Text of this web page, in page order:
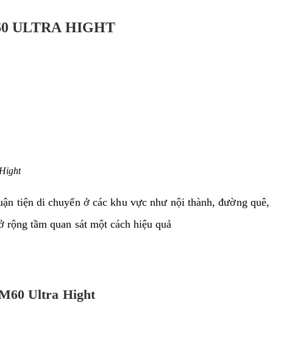
ULTRA HIGHT
tiện di chuyển ở các khu vực như nội thành, đường quê,
tầm quan sát một cách hiệu quả
Ultra Hight